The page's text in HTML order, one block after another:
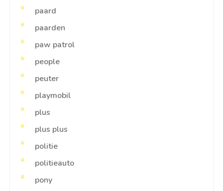
paard
paarden
paw patrol
people
peuter
playmobil
plus
plus plus
politie
politieauto
pony